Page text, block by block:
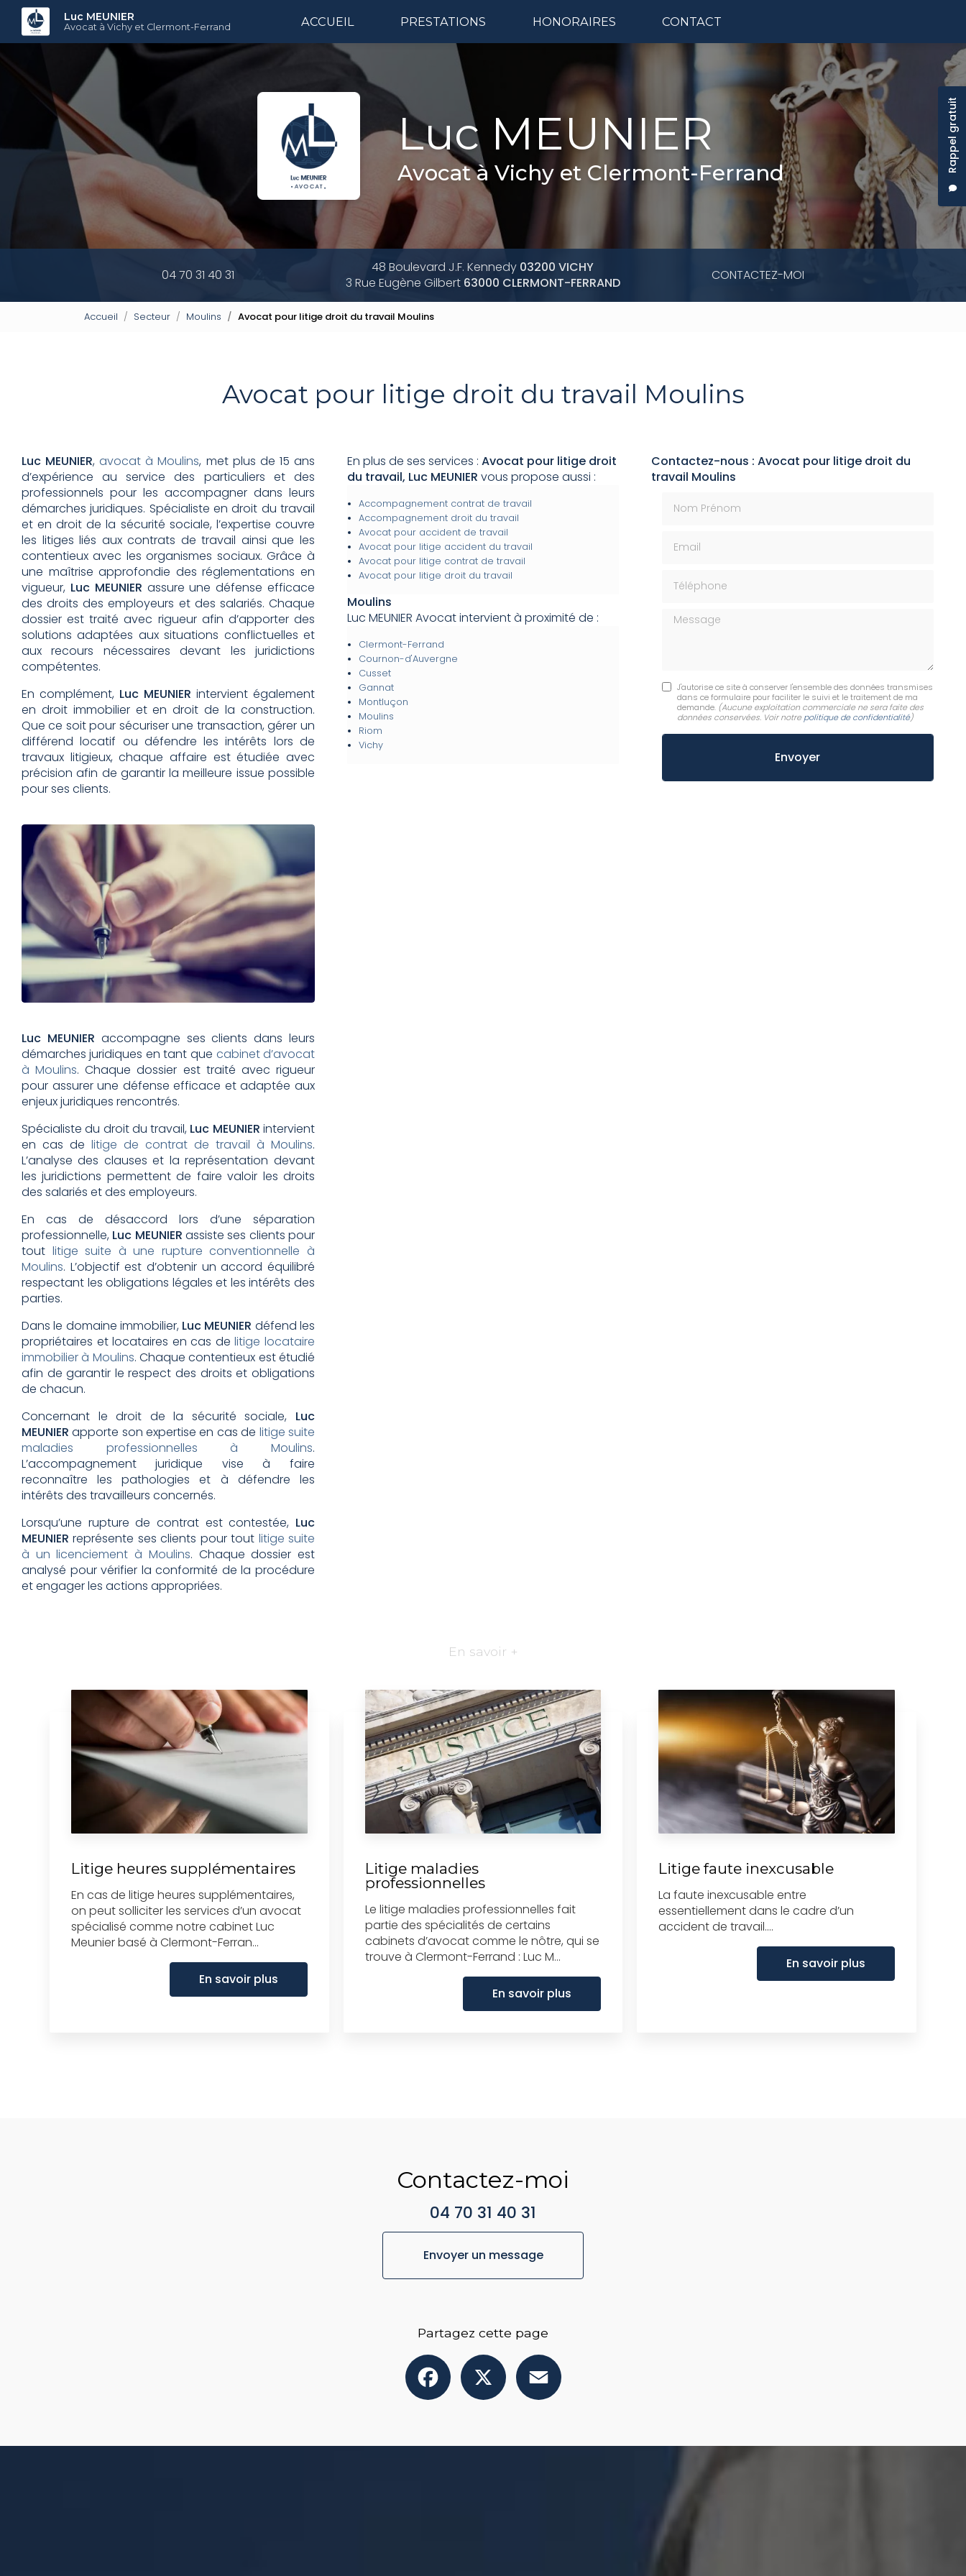
Aller
contenu
Luc MEUNIER
Avocat à Vichy et Clermont-Ferrand
Rappel gratuit
Navigation principale
ACCUEIL PRESTATIONS HONORAIRES CONTACT
Luc MEUNIER
Avocat à Vichy et Clermont-Ferrand
04 70 31 40 31 48 Boulevard J.F. Kennedy 03200 VICHY
3 Rue Eugène Gilbert 63000 CLERMONT-FERRAND CONTACTEZ-MOI
Accueil Secteur Moulins Avocat pour litige droit du travail Moulins
Avocat pour litige droit du travail Moulins
Luc MEUNIER,avocat à Moulins, met plus de 15 ans
d’expérience au service des particuliers et des
professionnels pour les accompagner dans leurs
démarches juridiques. Spécialiste en droit du travail
et en droit de la sécurité sociale, l’expertise couvre
les litiges liés aux contrats de travail ainsi que les
contentieux avec les organismes sociaux. Grâce à
une maîtrise approfondie des réglementations en
vigueur, Luc MEUNIER assure une défense efficace
des droits des employeurs et des salariés. Chaque
dossier est traité avec rigueur afin d’apporter des
solutions adaptées aux situations conflictuelles et
aux recours nécessaires devant les juridictions
compétentes.
En complément, Luc MEUNIER intervient également
en droit immobilier et en droit de la construction.
Que ce soit pour sécuriser une transaction, gérer un
différend locatif ou défendre les intérêts lors de
travaux litigieux, chaque affaire est étudiée avec
précision afin de garantir la meilleure issue possible
pour ses clients.
Luc MEUNIER accompagne ses clients dans leurs
démarches juridiques en tant que cabinet d’avocat
à Moulins. Chaque dossier est traité avec rigueur
pour assurer une défense efficace et adaptée aux
enjeux juridiques rencontrés.
Spécialiste du droit du travail, Luc MEUNIER intervient
en cas de litige de contrat de travail à Moulins.
L’analyse des clauses et la représentation devant
les juridictions permettent de faire valoir les droits
des salariés et des employeurs.
En cas de désaccord lors d’une séparation
professionnelle, Luc MEUNIER assiste ses clients pour
tout litige suite à une rupture conventionnelle à
Moulins. L’objectif est d’obtenir un accord équilibré
respectant les obligations légales et les intérêts des
parties.
Dans le domaine immobilier, Luc MEUNIER défend les
propriétaires et locataires en cas delitige locataire
immobilier à Moulins. Chaque contentieux est étudié
afin de garantir le respect des droits et obligations
de chacun.
Concernant le droit de la sécurité sociale, Luc
MEUNIER apporte son expertise en cas de litige suite
maladies professionnelles à Moulins.
L’accompagnement juridique vise à faire
reconnaître les pathologies et à défendre les
intérêts des travailleurs concernés.
Lorsqu’une rupture de contrat est contestée, Luc
MEUNIER représente ses clients pour tout litige suite
à un licenciement à Moulins. Chaque dossier est
analysé pour vérifier la conformité de la procédure
et engager les actions appropriées.
En plus de ses services : Avocat pour litige droit
du travail, Luc MEUNIER vous propose aussi :
Accompagnement contrat de travail
Accompagnement droit du travail
Avocat pour accident de travail
Avocat pour litige accident du travail
Avocat pour litige contrat de travail
Avocat pour litige droit du travail
Moulins
Luc MEUNIER Avocat intervient à proximité de :
Clermont-Ferrand
Cournon-d'Auvergne
Cusset
Gannat
Montluçon
Moulins
Riom
Vichy
Contactez-nous : Avocat pour litige droit du
travail Moulins
Message
J'autorise ce site à conserver l'ensemble des données transmises
dans ce formulaire pour faciliter le suivi et le traitement de ma
demande. (Aucune exploitation commerciale ne sera faite des
données conservées. Voir notre politique de confidentialité)
En savoir +
Litige heures supplémentaires
En cas de litige heures supplémentaires,
on peut solliciter les services d’un avocat
spécialisé comme notre cabinet Luc
Meunier basé à Clermont-Ferran...
En savoir plus
Litige maladies
professionnelles
Le litige maladies professionnelles fait
partie des spécialités de certains
cabinets d’avocat comme le nôtre, qui se
trouve à Clermont-Ferrand : Luc M...
En savoir plus
Litige faute inexcusable
La faute inexcusable entre
essentiellement dans le cadre d’un
accident de travail....
En savoir plus
Contactez-moi
04 70 31 40 31
Envoyer un message
Partagez cette page
Facebook